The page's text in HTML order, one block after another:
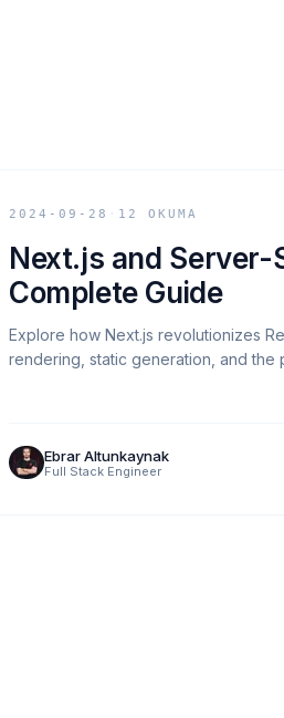
2024-09-28 · 12 OKUMA
Next.js and Server-
Complete Guide
Explore how Next.js revolutionizes
rendering, static generation, and
Ebrar Altunkaynak
Full Stack Engineer